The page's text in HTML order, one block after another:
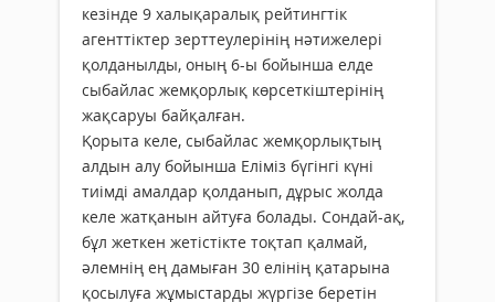
кезінде 9 халықаралық рейтингтік
агенттіктер зерттеулерінің нәтижелері
қолданылды, оның 6-ы бойынша елде
сыбайлас жемқорлық көрсеткіштерінің
жақсаруы байқалған.
Қорыта келе, сыбайлас жемқорлықтың
алдын алу бойынша Еліміз бүгінгі күні
тиімді амалдар қолданып, дұрыс жолда
келе жатқанын айтуға болады. Сондай-ақ,
бұл жеткен жетістікте тоқтап қалмай,
әлемнің ең дамыған 30 елінің қатарына
қосылуға жұмыстарды жүргізе беретін